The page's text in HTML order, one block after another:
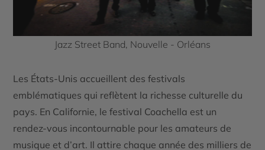
Jazz Street Band, Nouvelle - Orléans
Les États-Unis accueillent des festivals
emblématiques qui reflètent la richesse culturelle du
pays. En Californie, le festival Coachella est un
rendez-vous incontournable pour les amateurs de
musique et d’art. Il attire chaque année des milliers de